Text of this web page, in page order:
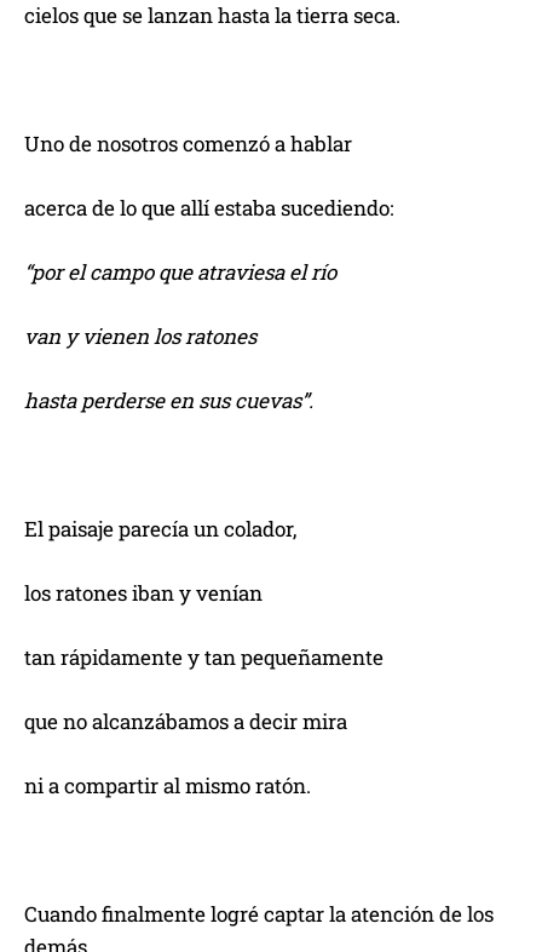
cielos que se lanzan hasta la tierra seca.
Uno de nosotros comenzó a hablar
acerca de lo que allí estaba sucediendo:
“por el campo que atraviesa el río
van y vienen los ratones
hasta perderse en sus cuevas”.
El paisaje parecía un colador,
los ratones iban y venían
tan rápidamente y tan pequeñamente
que no alcanzábamos a decir mira
ni a compartir al mismo ratón.
Cuando finalmente logré captar la atención de los